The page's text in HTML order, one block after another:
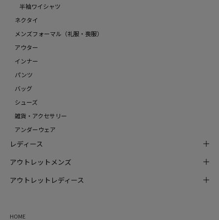
半袖ワイシャツ
ネクタイ
メンズフォーマル（礼服・喪服）
アウター
インナー
パンツ
バッグ
シューズ
雑貨・アクセサリー
アンダーウェア
レディース
アウトレットメンズ
アウトレットレディース
HOME